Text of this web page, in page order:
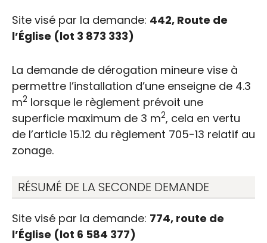
Demandes de dérogation
mineure
Site visé par la demande: 442, Route de
l’Église (lot 3 873 333)
La demande de dérogation mineure vise à
permettre l’installation d’une enseigne de 4.3
m2 lorsque le règlement prévoit une
superficie maximum de 3 m2, cela en vertu
de l’article 15.12 du règlement 705-13 relatif au
zonage.
RÉSUMÉ DE LA SECONDE DEMANDE
Site visé par la demande: 774, route de
l’Église (lot 6 584 377)